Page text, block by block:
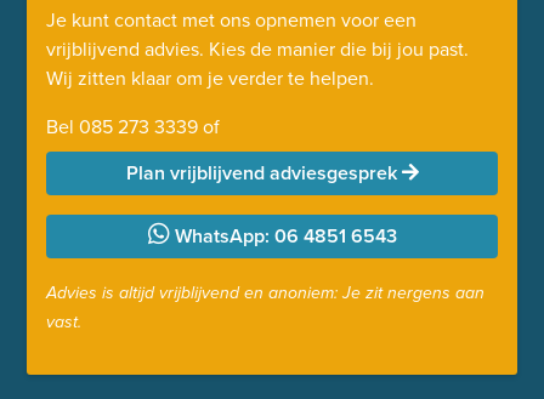
Je kunt contact met ons opnemen voor een
vrijblijvend advies. Kies de manier die bij jou past.
Wij zitten klaar om je verder te helpen.
Bel 085 273 3339of
Plan vrijblijvend adviesgesprek
WhatsApp: 06 4851 6543
Advies is altijd vrijblijvend en anoniem: Je zit nergens aan
vast.